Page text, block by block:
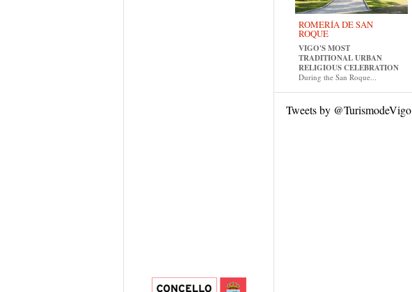
ROMERÍA DE SAN
ROQUE
VIGO'S MOST
TRADITIONAL URBAN
RELIGIOUS CELEBRATION
During the San Roque...
Tweets by @TurismodeVigo